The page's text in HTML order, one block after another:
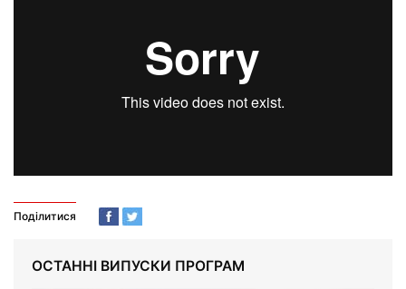
Поділитися
ОСТАННІ ВИПУСКИ ПРОГРАМ